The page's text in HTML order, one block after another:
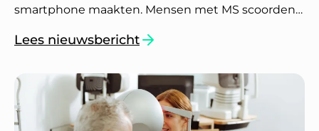
smartphone maakten. Mensen met MS scoorden
vooral door het oefenen en niet door
Lees nieuwsbericht
`Smartphone-geheugentest bij MS: beter